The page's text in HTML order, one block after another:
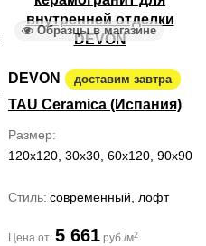
Образцы в магазине
DEVON доставим завтра
TAU Ceramica (Испания)
Размер
120x120, 30x30, 60x120, 90x90
Стиль современный, лофт
Цена от: 5 661 руб./м2